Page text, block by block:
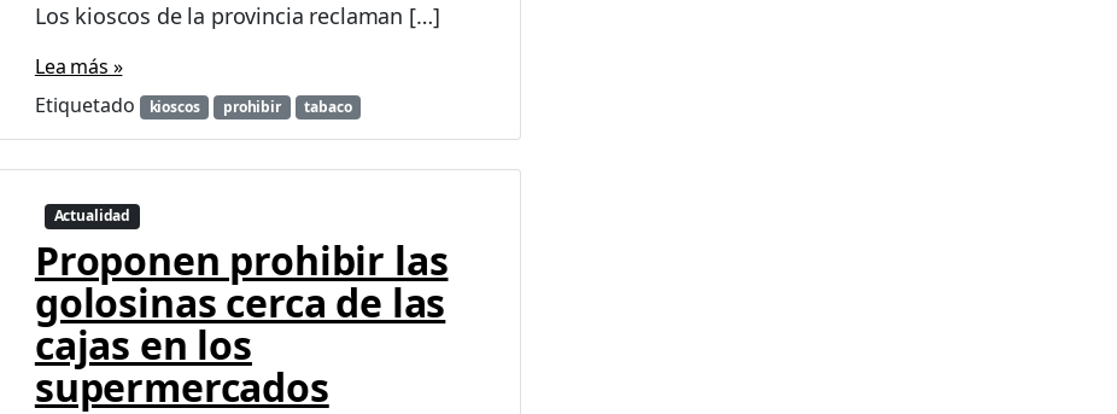
Los kioscos de la provincia reclaman […]
Lea más »
Etiquetado
kioscos prohibir tabaco
Actualidad
Proponen prohibir las
golosinas cerca de las
cajas en los
supermercados